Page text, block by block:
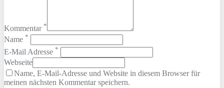
Kommentar *
Name *
E-Mail Adresse *
Webseite
Name, E-Mail-Adresse und Website in diesem Browser für
meinen nächsten Kommentar speichern.